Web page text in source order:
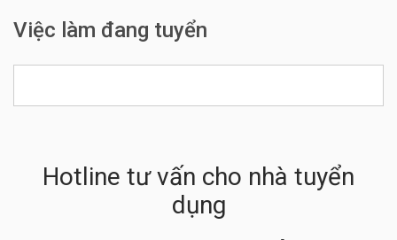
Việc làm đang tuyển
Hotline tư vấn cho nhà tuyển
dụng